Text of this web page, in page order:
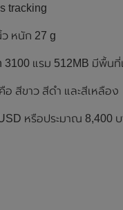
tracking
หนัก 27 g
3100 แรม 512MB มีพื้น
สีขาว สีดำ และสีเหลือง
หรือประมาณ 8,400